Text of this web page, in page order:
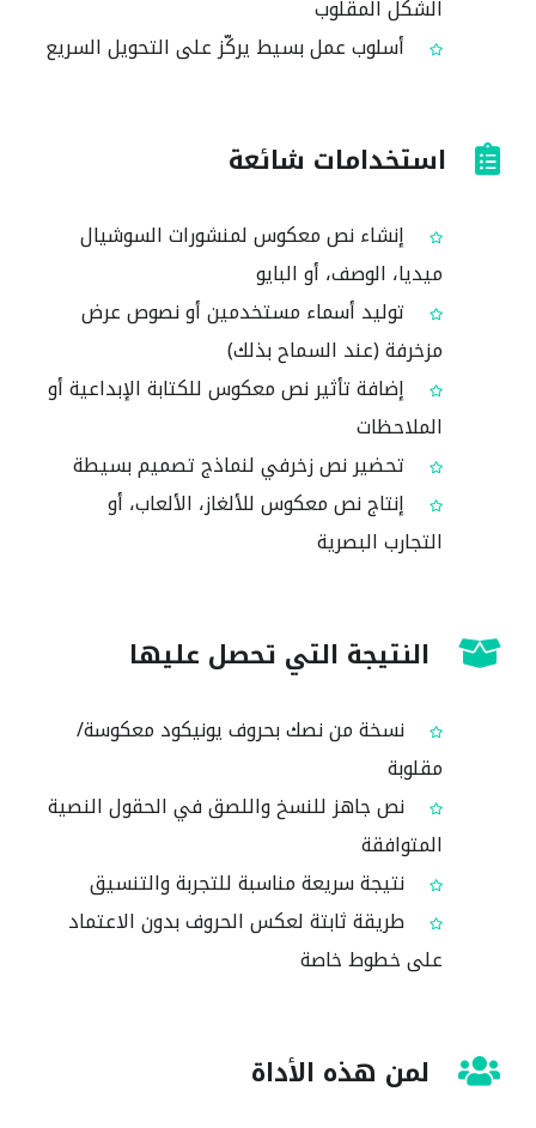
الشكل المقلوب
أسلوب عمل بسيط يركّز على التحويل السريع
استخدامات شائعة
إنشاء نص معكوس لمنشورات السوشيال
ميديا، الوصف، أو البايو
توليد أسماء مستخدمين أو نصوص عرض
مزخرفة (عند السماح بذلك)
إضافة تأثير نص معكوس للكتابة الإبداعية أو
الملاحظات
تحضير نص زخرفي لنماذج تصميم بسيطة
إنتاج نص معكوس للألغاز، الألعاب، أو
التجارب البصرية
النتيجة التي تحصل عليها
نسخة من نصك بحروف يونيكود معكوسة/
مقلوبة
نص جاهز للنسخ واللصق في الحقول النصية
المتوافقة
نتيجة سريعة مناسبة للتجربة والتنسيق
طريقة ثابتة لعكس الحروف بدون الاعتماد
على خطوط خاصة
لمن هذه الأداة